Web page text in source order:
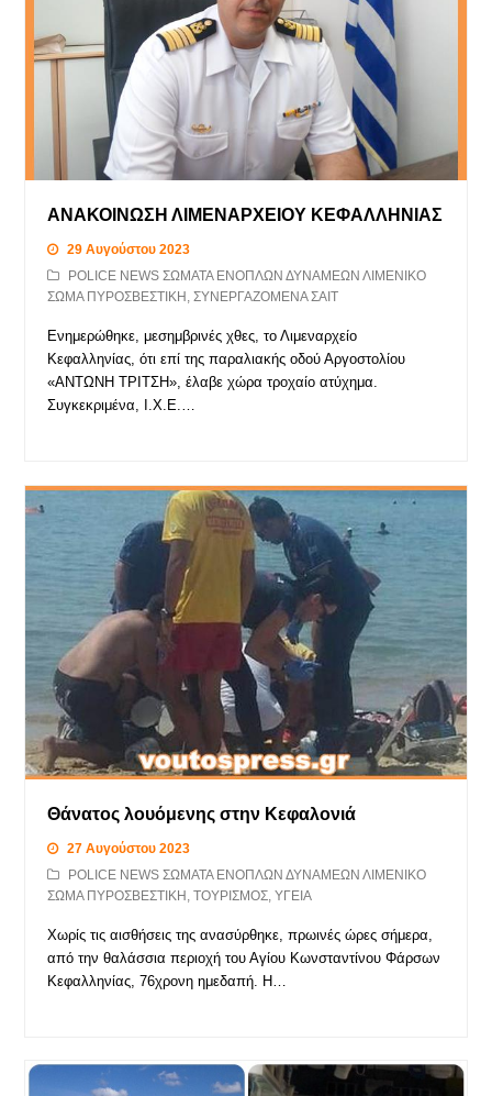
ΑΝΑΚΟΙΝΩΣΗ ΛΙΜΕΝΑΡΧΕΙΟΥ ΚΕΦΑΛΛΗΝΙΑΣ
29 Αυγούστου 2023
POLICE NEWS ΣΩΜΑΤΑ ΕΝΟΠΛΩΝ ΔΥΝΑΜΕΩΝ ΛΙΜΕΝΙΚΟ
ΣΩΜΑ ΠΥΡΟΣΒΕΣΤΙΚΗ ,ΣΥΝΕΡΓΑΖΟΜΕΝΑ ΣΑΙΤ
Ενημερώθηκε, μεσημβρινές χθες, το Λιμεναρχείο
Κεφαλληνίας, ότι επί της παραλιακής οδού Αργοστολίου
«ΑΝΤΩΝΗ ΤΡΙΤΣΗ», έλαβε χώρα τροχαίο ατύχημα.
Συγκεκριμένα, Ι.Χ.Ε.…
Θάνατος λουόμενης στην Κεφαλονιά
27 Αυγούστου 2023
POLICE NEWS ΣΩΜΑΤΑ ΕΝΟΠΛΩΝ ΔΥΝΑΜΕΩΝ ΛΙΜΕΝΙΚΟ
ΣΩΜΑ ΠΥΡΟΣΒΕΣΤΙΚΗ ,ΤΟΥΡΙΣΜΟΣ,ΥΓΕΙΑ
Χωρίς τις αισθήσεις της ανασύρθηκε, πρωινές ώρες σήμερα,
από την θαλάσσια περιοχή του Αγίου Κωνσταντίνου Φάρσων
Κεφαλληνίας, 76χρονη ημεδαπή. Η…